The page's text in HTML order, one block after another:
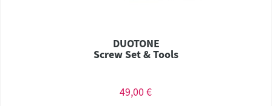
DUOTONE
Screw Set & Tools
49,00 €